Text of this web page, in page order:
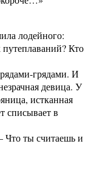
лодейного:
Кто
грядами. И
девица. У
истканная
списывает в
Что ты считаешь и